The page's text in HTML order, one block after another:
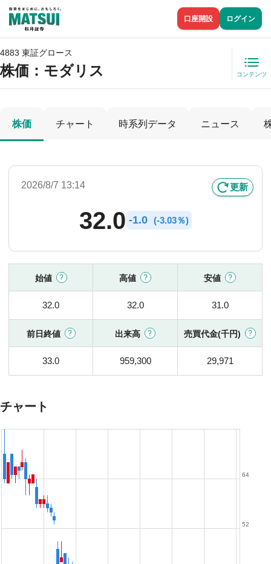
口座開設 ログイン
4883 東証グロース
株価 ：モダリス コンテンツ
株価 チャート 時系列データ ニュース
2026/8/7 13:14 更新
32.0 -1.0 (-3.03％)
始値 高値 安値
32.0 32.0 31.0
前日終値 出来高 売買代金(千円)
33.0 959,300 29,971
チャート
52
64